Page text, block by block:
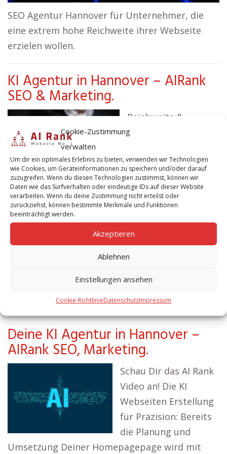
Cookie-Zustimmung
verwalten
Um dir ein optimales Erlebnis zu bieten, verwenden wir Technologien
wie Cookies, um Geräteinformationen zu speichern und/oder darauf
zuzugreifen. Wenn du diesen Technologien zustimmst, können wir
Daten wie das Surfverhalten oder eindeutige IDs auf dieser Website
verarbeiten. Wenn du deine Zustimmung nicht erteilst oder
zurückziehst, können bestimmte Merkmale und Funktionen
beeinträchtigt werden.
Akzeptieren
Ablehnen
Einstellungen ansehen
Cookie-RichtlinieDatenschutzImpressum
SEO Agentur Hannover für Unternehmer, die
eine extrem hohe Reichweite ihrer Webseite
erzielen wollen.
KI Agentur in Hannover – AIRank
SEO & Marketing.
Reichweite &
Sichtbarkeit bei
a n d zum
Wettbewerb! Was
wichtige und entscheidende Merkmale einer
erfolgreichen Webseite? Eine schnelle
Erreichbarkeit sowie erstklassiger Content in
Form von Text, Bilder und Videos. Nicht zuletzt
ein nachhaltiges Linkbuilding über
Maßnahmen führen zu einem dauerhaften
Erfolg im…weiterlesen
Deine KI Agentur in Hannover –
AIRank SEO, Marketing.
Schau Dir das AI Rank
Video an! Die KI
Webseiten Erstellung
für Präzision: Bereits
die Planung und
Umsetzung Deiner Homepagepage wird mit